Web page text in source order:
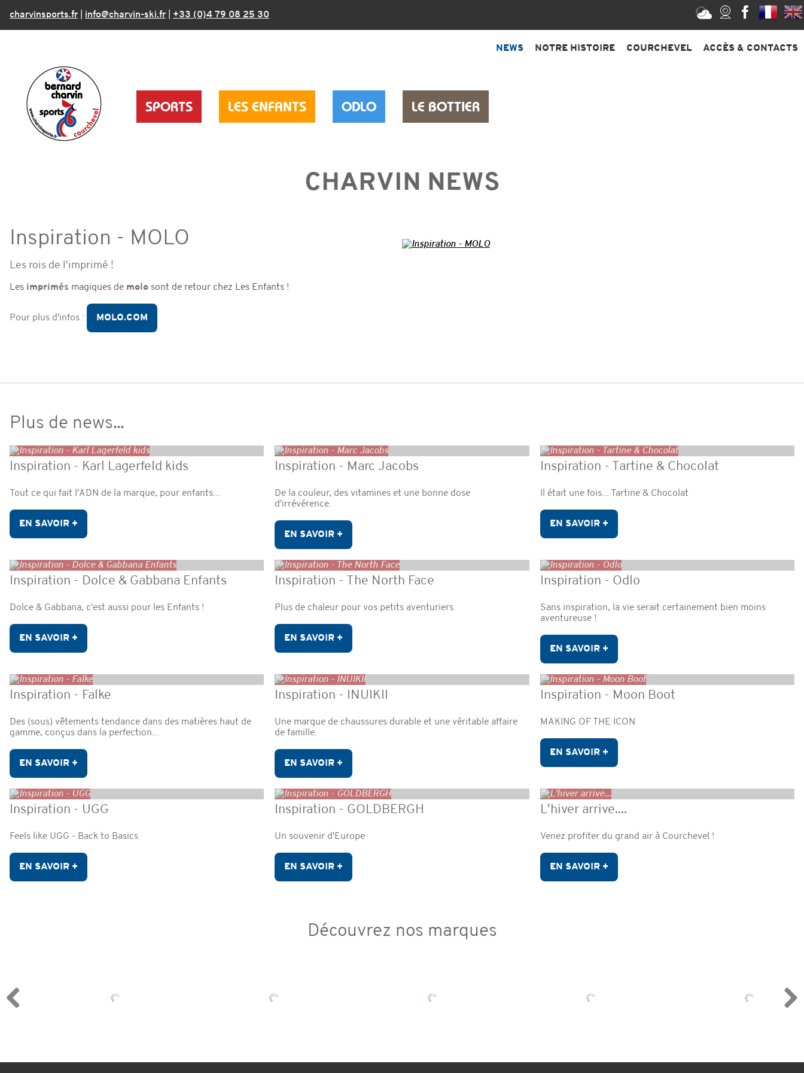
charvinsports.fr info@charvin-ski.fr +33 (0)4 79 08 25 30
NEWS NOTRE HISTOIRE COURCHEVEL ACCÈS & CONTACTS
SPORTS LES ENFANTS ODLO LE BOTTIER
CHARVIN NEWS
Inspiration - MOLO
Les rois de l'imprimé !
Les imprimés magiques de molo sont de retour chez Les Enfants !
Pour plus d'infos : MOLO.COM
Plus de news...
Inspiration - Karl Lagerfeld kids
Tout ce qui fait l'ADN de la marque, pour enfants...
EN SAVOIR +
Inspiration - Marc Jacobs
De la couleur, des vitamines et une bonne dose
d'irrévérence.
EN SAVOIR +
Inspiration - Tartine & Chocolat
Il était une fois... Tartine & Chocolat
EN SAVOIR +
Inspiration - Dolce & Gabbana Enfants
Dolce & Gabbana, c'est aussi pour les Enfants !
EN SAVOIR +
Inspiration - The North Face
Plus de chaleur pour vos petits aventuriers
EN SAVOIR +
Inspiration - Odlo
Sans inspiration, la vie serait certainement bien moins
aventureuse !
EN SAVOIR +
Inspiration - Falke
Des (sous) vêtements tendance dans des matières haut de
gamme, conçus dans la perfection...
EN SAVOIR +
Inspiration - INUIKII
Une marque de chaussures durable et une véritable affaire
de famille.
EN SAVOIR +
Inspiration - Moon Boot
MAKING OF THE ICON
EN SAVOIR +
Inspiration - UGG
Feels like UGG - Back to Basics
EN SAVOIR +
Inspiration - GOLDBERGH
Un souvenir d'Europe
EN SAVOIR +
L'hiver arrive....
Venez profiter du grand air à Courchevel !
EN SAVOIR +
Découvrez nos marques